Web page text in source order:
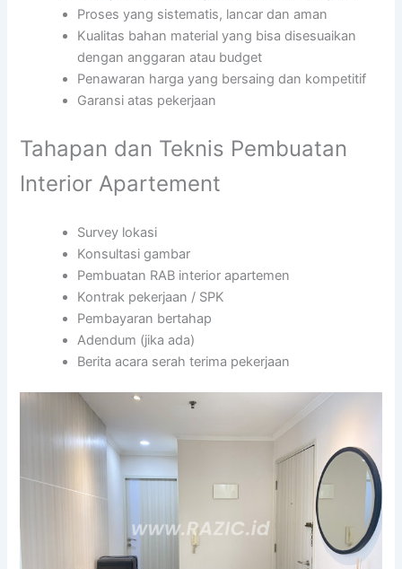
Proses yang sistematis, lancar dan aman
Kualitas bahan material yang bisa disesuaikan
dengan anggaran atau budget
Penawaran harga yang bersaing dan kompetitif
Garansi atas pekerjaan
Tahapan dan Teknis Pembuatan
Interior Apartement
Survey lokasi
Konsultasi gambar
Pembuatan RAB interior apartemen
Kontrak pekerjaan / SPK
Pembayaran bertahap
Adendum (jika ada)
Berita acara serah terima pekerjaan